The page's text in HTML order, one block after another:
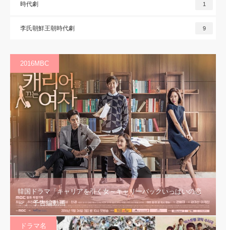
時代劇 1
李氏朝鮮王朝時代劇 9
2016MBC
韓国ドラマ「キャリアを引く女～キャリーバックいっぱいの恋
～」 予告編動画
ドラマ名